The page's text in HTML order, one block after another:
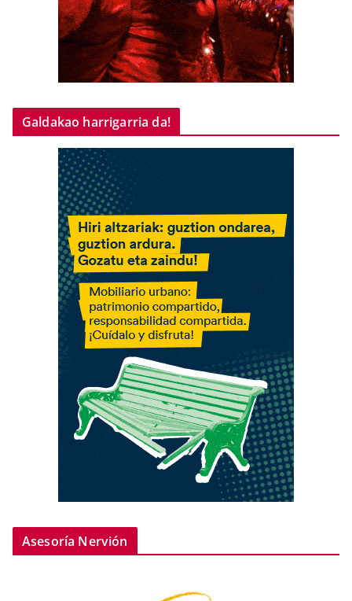
Galdakao harrigarria da!
Asesoría Nervión